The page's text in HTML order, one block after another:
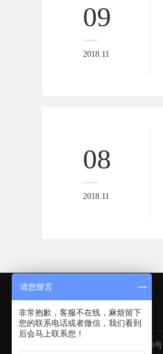
09
2018.11
08
2018.11
深圳 (总部)
深圳福田区深南大道6013号
请您留言
非常抱歉，客服不在线，麻烦留下
您的联系电话或者微信，我们看到
后会马上联系您！